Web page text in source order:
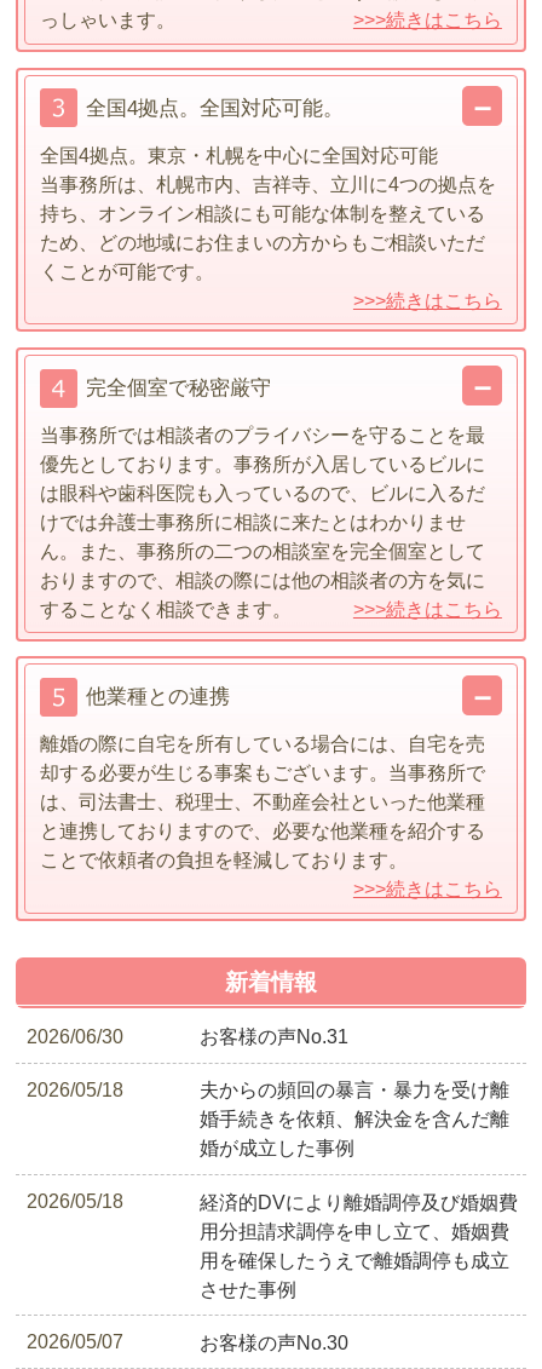
っしゃいます。
>>>続きはこちら
全国4拠点。全国対応可能。
全国4拠点。東京・札幌を中心に全国対応可能
当事務所は、札幌市内、吉祥寺、立川に4つの拠点を
持ち、オンライン相談にも可能な体制を整えている
ため、どの地域にお住まいの方からもご相談いただ
くことが可能です。
>>>続きはこちら
完全個室で秘密厳守
当事務所では相談者のプライバシーを守ることを最
優先としております。事務所が入居しているビルに
は眼科や歯科医院も入っているので、ビルに入るだ
けでは弁護士事務所に相談に来たとはわかりませ
ん。また、事務所の二つの相談室を完全個室として
おりますので、相談の際には他の相談者の方を気に
することなく相談できます。
>>>続きはこちら
他業種との連携
離婚の際に自宅を所有している場合には、自宅を売
却する必要が生じる事案もございます。当事務所で
は、司法書士、税理士、不動産会社といった他業種
と連携しておりますので、必要な他業種を紹介する
ことで依頼者の負担を軽減しております。
>>>続きはこちら
新着情報
2026/06/30 お客様の声No.31
2026/05/18
夫からの頻回の暴言・暴力を受け離
婚手続きを依頼、解決金を含んだ離
婚が成立した事例
2026/05/18
経済的DVにより離婚調停及び婚姻費
用分担請求調停を申し立て、婚姻費
用を確保したうえで離婚調停も成立
させた事例
2026/05/07 お客様の声No.30